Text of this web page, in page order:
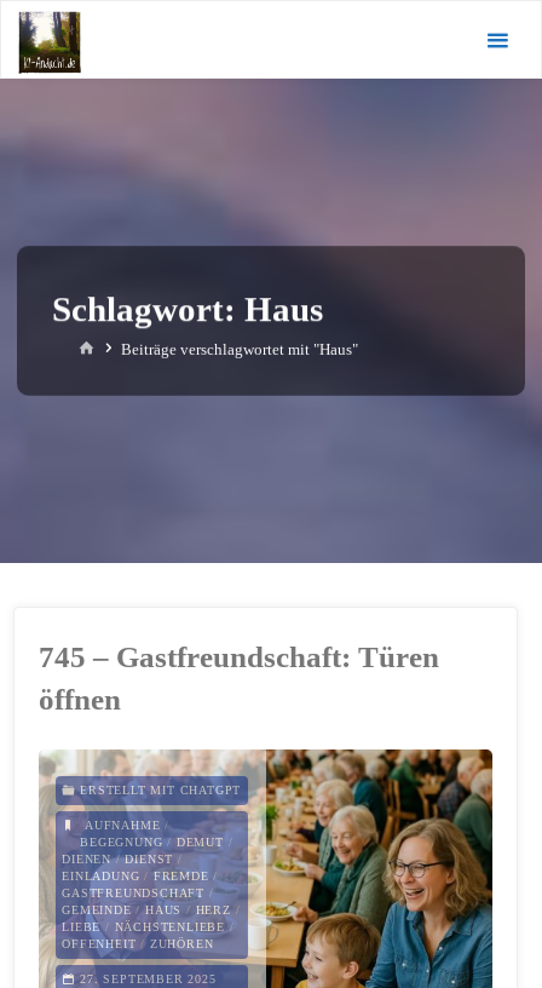
Zum
Inhalt
springen
Schlagwort:Haus
StartBeiträge verschlagwortet mit "Haus"
745 – Gastfreundschaft: Türen
öffnen
ERSTELLT MIT CHATGPT
AUFNAHME /
BEGEGNUNG / DEMUT /
DIENEN/DIENST /
EINLADUNG / FREMDE /
GASTFREUNDSCHAFT /
GEMEINDE /HAUS / HERZ /
LIEBE/ NÄCHSTENLIEBE /
OFFENHEIT / ZUHÖREN
27. SEPTEMBER 2025